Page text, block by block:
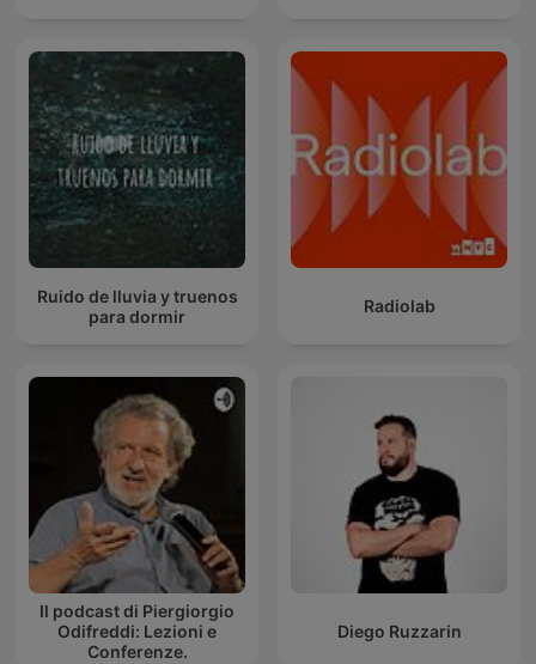
Ruido de lluvia y truenos
para dormir
Radiolab
Il podcast di Piergiorgio
Odifreddi: Lezioni e
Conferenze.
Diego Ruzzarin